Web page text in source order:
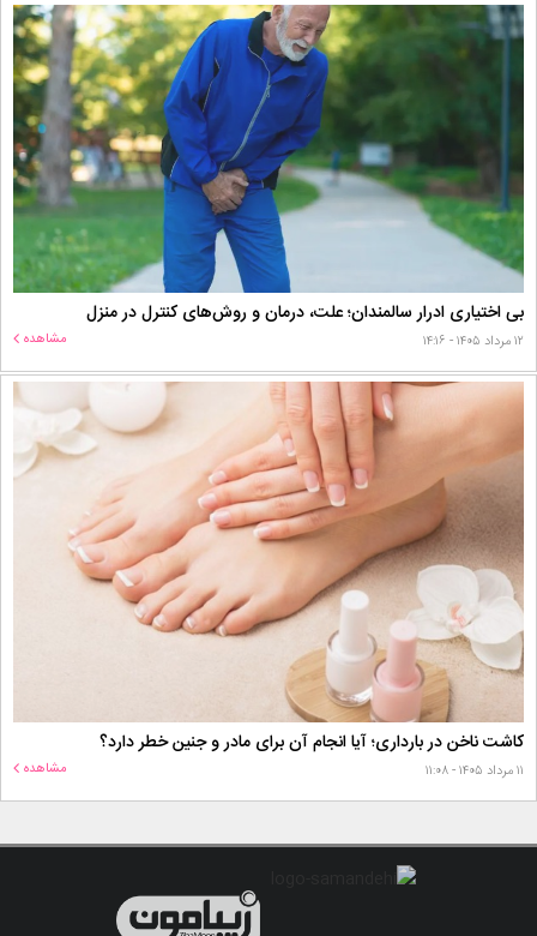
بی اختیاری ادرار سالمندان؛ علت، درمان و روش‌های کنترل در منزل
۱۲ مرداد ۱۴۰۵ - ۱۴:۱۶ مشاهده
کاشت ناخن در بارداری؛ آیا انجام آن برای مادر و جنین خطر دارد؟
۱۱ مرداد ۱۴۰۵ - ۱۱:۰۸ مشاهده